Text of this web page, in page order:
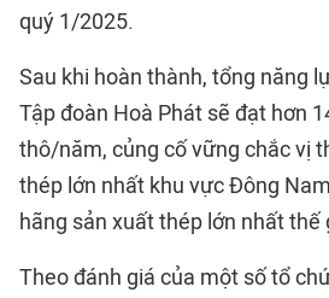
quý 1/2025.
Sau khi hoàn thành, tổng năng
Tập đoàn Hoà Phát sẽ đạt hơn
thô/năm, củng cố vững chắc vị
thép lớn nhất khu vực Đông
hãng sản xuất thép lớn nhất
Theo đánh giá của một số tổ